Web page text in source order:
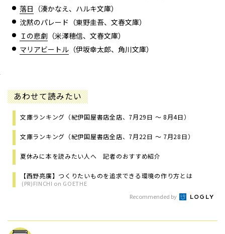
落日 （湊かなえ、ハルキ文庫）
沈黙のパレード（東野圭吾、文春文庫）
Ｉの悲劇 （米澤穂信、文春文庫）
マリアビートル （伊坂幸太郎、角川文庫）
あわせて読みたい
文庫ランキング（紀伊国屋書店全店、7月29日 ～ 8月4日）
文庫ランキング（紀伊国屋書店全店、7月22日 ～ 7月28日）
夏休みに本を読みたい人へ 記者のおすすめ紹介
【西野亮廣】つくりたいものを追求できる環境の作り方とは
(PR)FINCHI on GOETHE
Recommended by